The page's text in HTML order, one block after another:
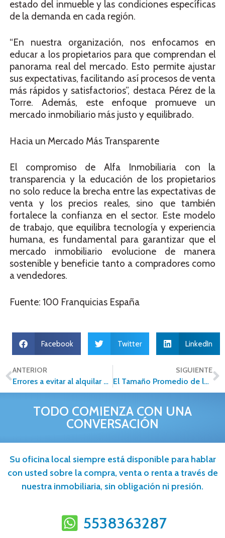
estado del inmueble y las condiciones específicas
de la demanda en cada región.
“En nuestra organización, nos enfocamos en
educar a los propietarios para que comprendan el
panorama real del mercado. Esto permite ajustar
sus expectativas, facilitando así procesos de venta
más rápidos y satisfactorios”, destaca Pérez de la
Torre. Además, este enfoque promueve un
mercado inmobiliario más justo y equilibrado.
Hacia un Mercado Más Transparente
El compromiso de Alfa Inmobiliaria con la
transparencia y la educación de los propietarios
no solo reduce la brecha entre las expectativas de
venta y los precios reales, sino que también
fortalece la confianza en el sector. Este modelo
de trabajo, que equilibra tecnología y experiencia
humana, es fundamental para garantizar que el
mercado inmobiliario evolucione de manera
sostenible y beneficie tanto a compradores como
a vendedores.
Fuente: 100 Franquicias España
Facebook Twitter LinkedIn
ANTERIOR
Errores a evitar al alquilar una propiedad
SIGUIENTE
El Tamaño Promedio de los Departamentos en México: Una Tendencia en Reducción
TODO COMIENZA CON UNA
CONVERSACIÓN
Su oficina local siempre está disponible para hablar
con usted sobre la compra, venta o renta a través de
nuestra inmobiliaria, sin obligación ni presión.
5538363287